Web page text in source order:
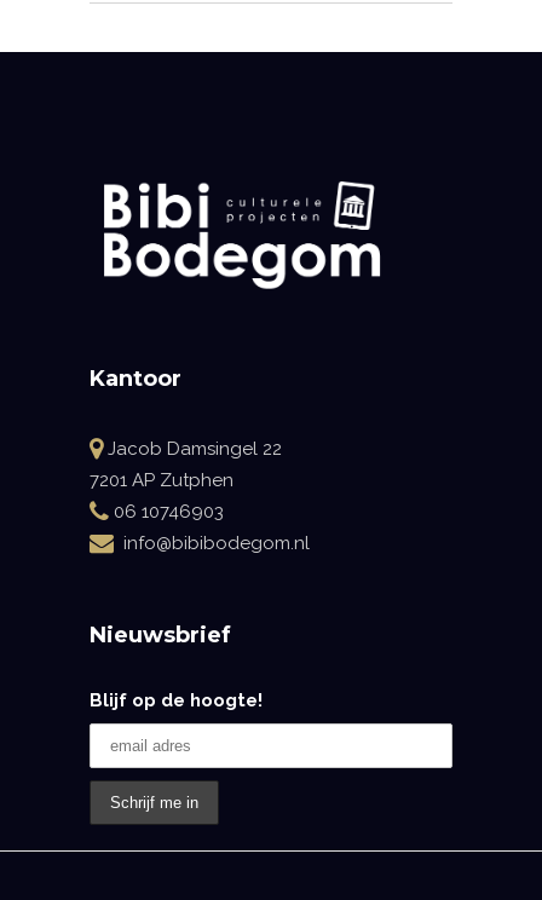
Kantoor
Jacob Damsingel 22
7201 AP Zutphen
06 10746903
info@bibibodegom.nl
Nieuwsbrief
Blijf op de hoogte!